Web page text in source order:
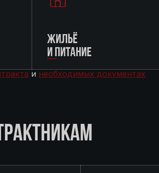
ЖИЛЬЁ
И ПИТАНИЕ
и необходимых документах